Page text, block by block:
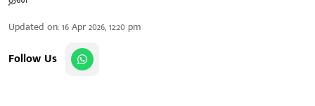
Updated on:16 Apr 2026, 12:20 pm
Follow Us